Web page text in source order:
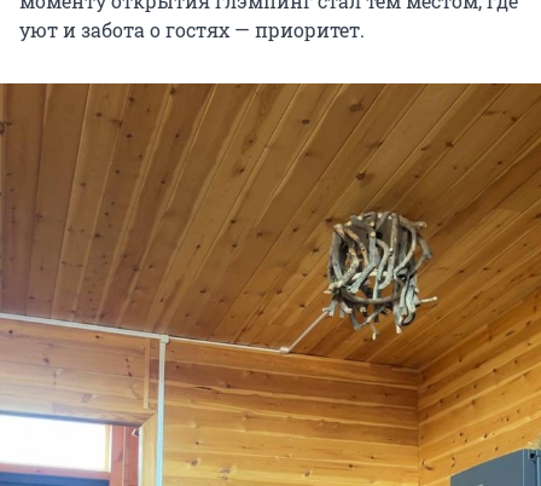
уют и забота о гостях — приоритет.